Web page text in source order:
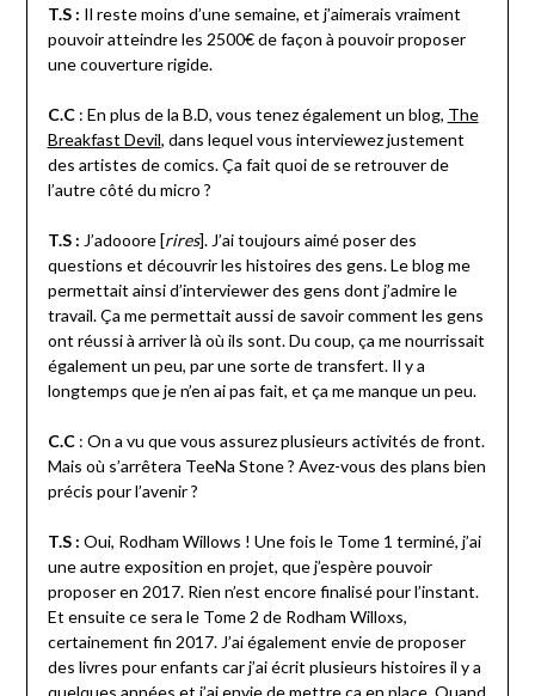
T.S : Il reste moins d’une semaine, et j’aimerais vraiment
pouvoir atteindre les 2500€ de façon à pouvoir proposer
une couverture rigide.
C.C : En plus de la B.D, vous tenez également un blog, The
Breakfast Devil, dans lequel vous interviewez justement
des artistes de comics. Ça fait quoi de se retrouver de
l’autre côté du micro ?
T.S : J’adooore [rires]. J’ai toujours aimé poser des
questions et découvrir les histoires des gens. Le blog me
permettait ainsi d’interviewer des gens dont j’admire le
travail. Ça me permettait aussi de savoir comment les gens
ont réussi à arriver là où ils sont. Du coup, ça me nourrissait
également un peu, par une sorte de transfert. Il y a
longtemps que je n’en ai pas fait, et ça me manque un peu.
C.C: On a vu que vous assurez plusieurs activités de front.
Mais où s’arrêtera TeeNa Stone ? Avez-vous des plans bien
précis pour l’avenir ?
T.S : Oui, Rodham Willows ! Une fois le Tome 1 terminé, j’ai
une autre exposition en projet, que j’espère pouvoir
proposer en 2017. Rien n’est encore finalisé pour l’instant.
Et ensuite ce sera le Tome 2 de Rodham Willoxs,
certainement fin 2017. J’ai également envie de proposer
des livres pour enfants car j’ai écrit plusieurs histoires il y a
quelques années et j’ai envie de mettre ça en place. Quand